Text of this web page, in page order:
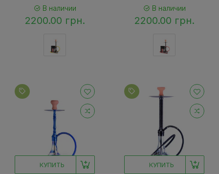
В наличии
2200.00 грн.
В наличии
2200.00 грн.
КУПИТЬ КУПИТЬ